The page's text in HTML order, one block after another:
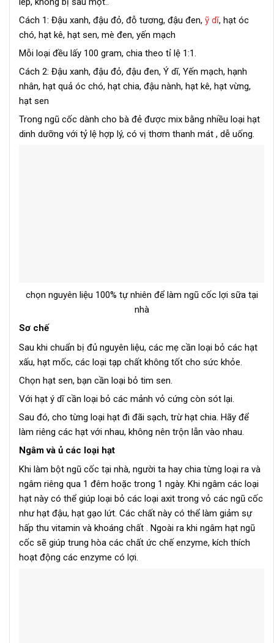
Cách 1: Đậu xanh, đậu đỏ, đỗ tương, đậu đen, ỹ dĩ, hạt óc
chó, hạt kê, hạt sen, mè đen, yến mạch
Mỗi loại đều lấy 100 gram, chia theo tỉ lệ 1:1.
Cách 2: Đậu xanh, đậu đỏ, đậu đen, Ý dĩ, Yến mạch, hạnh
nhân, hạt quả óc chó, hạt chia, đậu nành, hạt kê, hạt vừng,
hạt sen
Trong ngũ cốc dành cho bà đẻ được mix bằng nhiều loại hạt
dinh dưỡng với tỷ lệ hợp lý, có vị thơm thanh mát , dễ uống.
chọn nguyên liệu 100% tự nhiên để làm ngũ cốc lợi sữa tại
nhà
Sơ chế
Sau khi chuẩn bị đủ nguyên liệu, các mẹ cần loại bỏ các hạt
xấu, hạt mốc, các loại tạp chất không tốt cho sức khỏe.
Chọn hạt sen, bạn cần loại bỏ tim sen.
Với hạt ý dĩ cần loại bỏ các mảnh vỏ cứng còn sót lại.
Sau đó, cho từng loại hạt đi đãi sạch, trừ hạt chia. Hãy để
làm riêng các hạt với nhau, không nên trộn lẫn vào nhau.
Ngâm và ủ các loại hạt
Khi làm bột ngũ cốc tại nhà, người ta hay chia từng loại ra và
ngâm riêng qua 1 đêm hoặc trong 1 ngày. Khi ngâm các loại
hạt này có thể giúp loại bỏ các loại axit trong vỏ các ngũ cốc
như hạt đậu, hạt gạo lứt. Các chất này có thể làm giảm sự
hấp thu vitamin và khoáng chất . Ngoài ra khi ngâm hạt ngũ
cốc sẽ giúp trung hòa các chất ức chế enzyme, kích thích
hoạt động các enzyme có lợi.